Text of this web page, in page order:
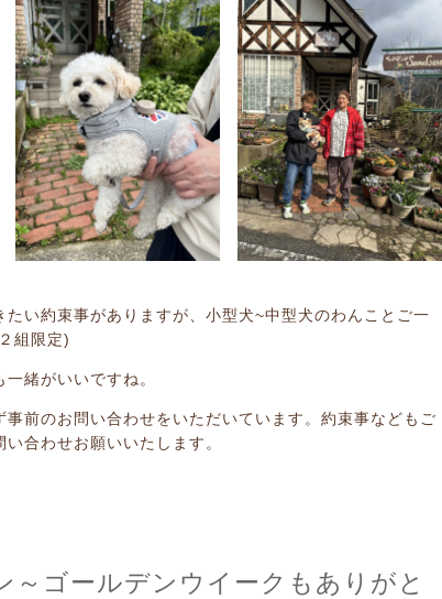
たい約束事がありますが、小型犬~中型犬のわんことご一
組限定)
緒がいいですね。
事前のお問い合わせをいただいています。約束事などもご
合わせお願いいたします。
～ゴールデンウイークもありがと